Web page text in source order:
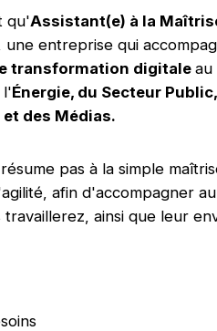
qu'Assistant(e) à la
une entreprise qui
transformation digitale au
l'Énergie, du Secteur
des Médias.
pas à la simple
afin d'accompagner
ainsi que leur